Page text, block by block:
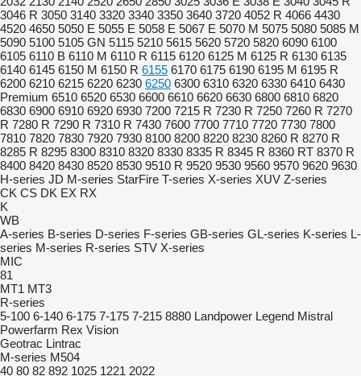
3046 R 3050 3140 3320 3340 3350 3640 3720 4052 R 4066 4430
4520 4650 5050 E 5055 E 5058 E 5067 E 5070 M 5075 5080 5085 M
5090 5100 5105 GN 5115 5210 5615 5620 5720 5820 6090 6100
6105 6110 B 6110 M 6110 R 6115 6120 6125 M 6125 R 6130 6135
6140 6145 6150 M 6150 R 6155 6170 6175 6190 6195 M 6195 R
6200 6210 6215 6220 6230 6250 6300 6310 6320 6330 6410 6430
Premium 6510 6520 6530 6600 6610 6620 6630 6800 6810 6820
6830 6900 6910 6920 6930 7200 7215 R 7230 R 7250 7260 R 7270
R 7280 R 7290 R 7310 R 7430 7600 7700 7710 7720 7730 7800
7810 7820 7830 7920 7930 8100 8200 8220 8230 8260 R 8270 R
8285 R 8295 8300 8310 8320 8330 8335 R 8345 R 8360 RT 8370 R
8400 8420 8430 8520 8530 9510 R 9520 9530 9560 9570 9620 9630
H-series JD M-series StarFire T-series X-series XUV Z-series
CK CS DK EX RX
K
WB
A-series B-series D-series F-series GB-series GL-series K-series L-
series M-series R-series STV X-series
MIC
81
MT1 MT3
R-series
5-100 6-140 6-175 7-175 7-215 8880 Landpower Legend Mistral
Powerfarm Rex Vision
Geotrac Lintrac
M-series M504
40 80 82 892 1025 1221 2022